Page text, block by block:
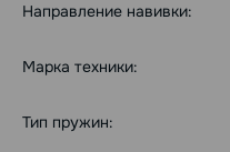
Направление навивки:
Марка техники:
Тип пружин: